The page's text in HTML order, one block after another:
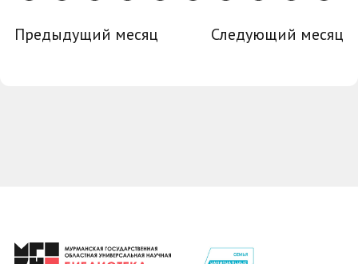
Предыдущий месяц Следующий месяц